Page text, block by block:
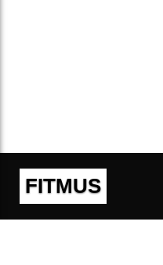
FITMUS